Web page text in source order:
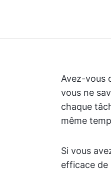
Avez-vous
vous ne
chaque
même
Si vous
efficace de